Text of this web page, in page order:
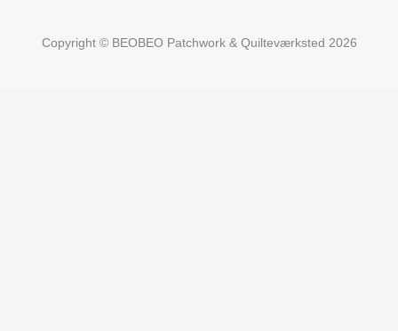
Copyright © BEOBEO Patchwork & Quilteværksted 2026